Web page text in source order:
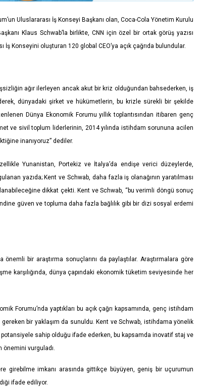
Uluslararası İş Konseyi Başkanı olan, Coca-Cola Yönetim Kurulu
Klaus Schwab’la birlikte, CNN için özel bir ortak görüş yazısı
Konseyini oluşturan 120 global CEO’ya açık çağrıda bulundular.
işsizliğin ağır ilerleyen ancak akut bir kriz olduğundan bahsederken, iş
dünyadaki şirket ve hükümetlerin, bu krizle sürekli bir şekilde
Dünya Ekonomik Forumu yıllık toplantısından itibaren genç
ve sivil toplum liderlerinin, 2014 yılında istihdam sorununa acilen
inanıyoruz” dediler.
Yunanistan, Portekiz ve İtalya’da endişe verici düzeylerde,
yazıda; Kent ve Schwab, daha fazla iş olanağının yaratılması
dikkat çekti. Kent ve Schwab, “bu verimli döngü sonuç
güven ve topluma daha fazla bağlılık gibi bir dizi sosyal erdemi
bir araştırma sonuçlarını da paylaştılar. Araştırmalara göre
karşılığında, dünya çapındaki ekonomik tüketim seviyesinde her
Forumu’nda yaptıkları bu açık çağrı kapsamında, genç istihdam
bir yaklaşım da sunuldu. Kent ve Schwab, istihdama yönelik
sahip olduğu ifade ederken, bu kapsamda inovatif staj ve
önemini vurguladı.
girebilme imkanı arasında gittikçe büyüyen, geniş bir uçurumun
ifade ediliyor.